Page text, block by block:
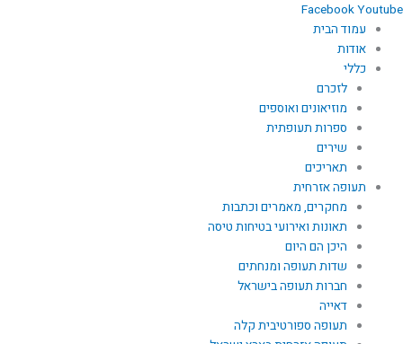
FacebookYoutube
עמוד הבית
אודות
כללי
לזכרם
מוזיאונים ואוספים
ספרות תעופתית
שירים
תאריכים
תעופה אזרחית
מחקרים, מאמרים וכתבות
תאונות ואירועי בטיחות טיסה
היכן הם היום
שדות תעופה ומנחתים
חברות תעופה בישראל
דאייה
תעופה ספורטיבית קלה